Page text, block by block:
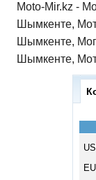
Moto-Mir.kz -
Шымкенте,
Шымкенте,
Шымкенте,